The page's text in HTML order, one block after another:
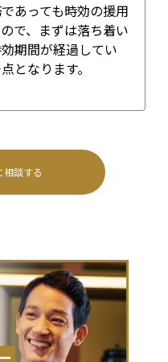
あっても時効の援用
で、まずは落ち着い
期間が経過してい
となります。
相談する